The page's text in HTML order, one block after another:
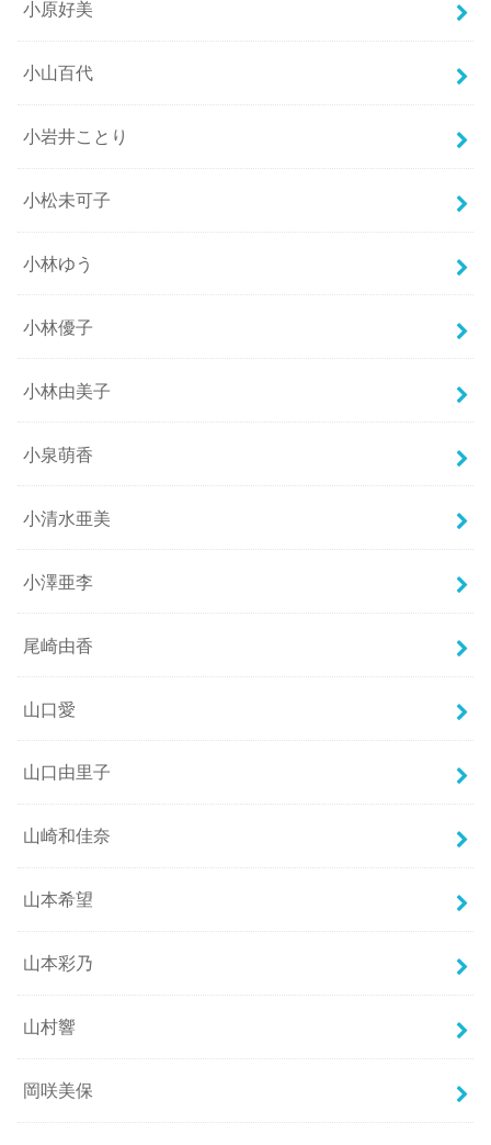
小原好美
小山百代
小岩井ことり
小松未可子
小林ゆう
小林優子
小林由美子
小泉萌香
小清水亜美
小澤亜李
尾崎由香
山口愛
山口由里子
山崎和佳奈
山本希望
山本彩乃
山村響
岡咲美保